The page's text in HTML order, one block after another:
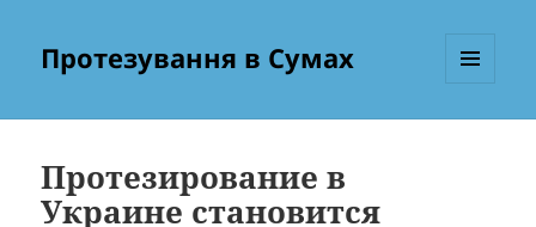
Протезування в Сумах
Протезирование в
Украине становится